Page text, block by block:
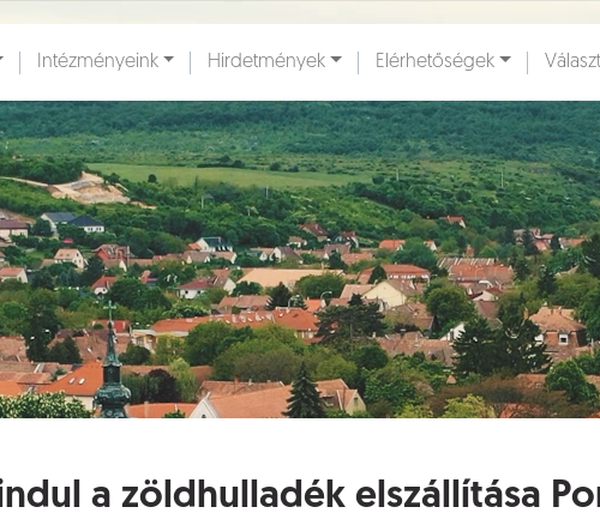
Intézményeink Hirdetmények Elérhetőségek
a zöldhulladék elszállítása
Dokumentumok [] Aloldalak []